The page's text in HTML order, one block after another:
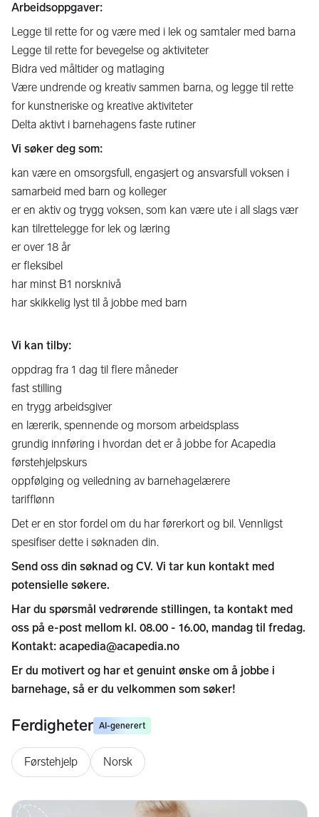
Arbeidsoppgaver:
Legge til rette for og være med i lek og samtaler med barna
Legge til rette for bevegelse og aktiviteter
Bidra ved måltider og matlaging
Være undrende og kreativ sammen barna, og legge til rette
for kunstneriske og kreative aktiviteter
Delta aktivt i barnehagens faste rutiner
Vi søker deg som:
kan være en omsorgsfull, engasjert og ansvarsfull voksen i
samarbeid med barn og kolleger
er en aktiv og trygg voksen, som kan være ute i all slags vær
kan tilrettelegge for lek og læring
er over 18 år
er fleksibel
har minst B1 norsknivå
har skikkelig lyst til å jobbe med barn
Vi kan tilby:
oppdrag fra 1 dag til flere måneder
fast stilling
en trygg arbeidsgiver
en lærerik, spennende og morsom arbeidsplass
grundig innføring i hvordan det er å jobbe for Acapedia
førstehjelpskurs
oppfølging og veiledning av barnehagelærere
tarifflønn
Det er en stor fordel om du har førerkort og bil. Vennligst
spesifiser dette i søknaden din.
Send oss din søknad og CV. Vi tar kun kontakt med
potensielle søkere.
Har du spørsmål vedrørende stillingen, ta kontakt med
oss på e-post mellom kl. 08.00 - 16.00, mandag til fredag.
Kontakt: acapedia@acapedia.no
Er du motivert og har et genuint ønske om å jobbe i
barnehage, så er du velkommen som søker!
Ferdigheter AI-generert
Førstehjelp Norsk